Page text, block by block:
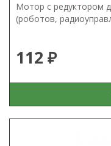
Мотор с редуктором
(роботов,
112 ₽